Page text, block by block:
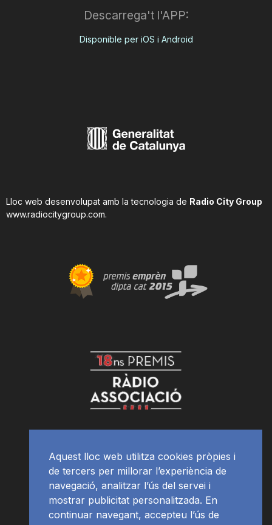
Descarrega't l'APP:
Disponible per iOS i Android
Lloc web desenvolupat amb la tecnologia de Radio City Group
www.radiocitygroup.com.
Aquest lloc web utilitza cookies pròpies i
de tercers per millorar l’experiència de
navegació, analitzar l’ús del servei i
mostrar publicitat personalitzada. En
continuar navegant, accepteu l’ús de